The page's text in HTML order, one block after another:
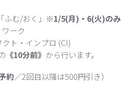
む/おく」 ※1/5(月)・6(火)のみ
ーク
ト・インプロ (CI)
《10分前》 から行います。
約／2回目以降は500円引き）